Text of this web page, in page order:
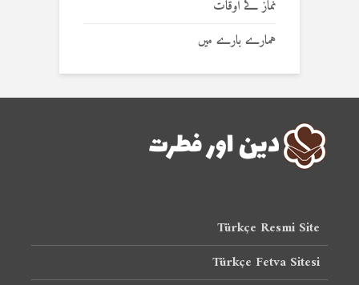
نماز کے اوقات
ہمارے بارے میں
Türkçe Resmi Site
Türkçe Fetva Sitesi